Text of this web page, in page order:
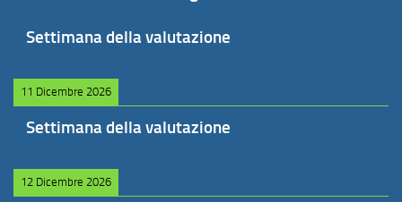
Settimana della valutazione
11 Dicembre 2026
Settimana della valutazione
12 Dicembre 2026